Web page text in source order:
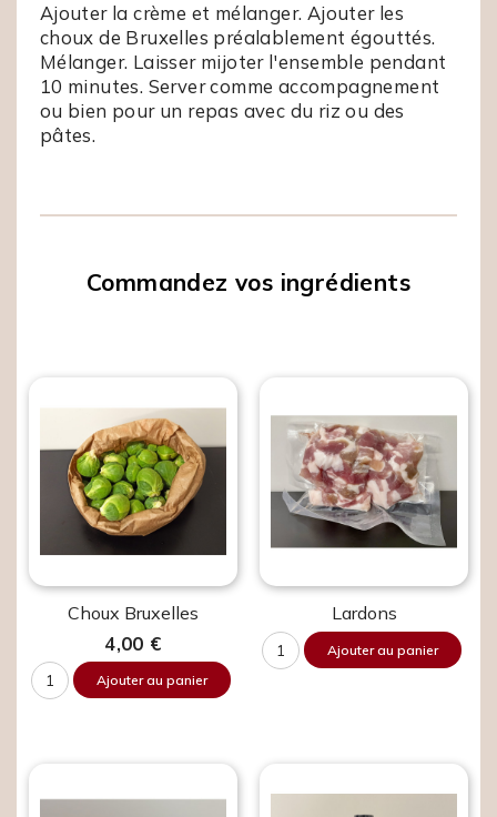
Ajouter la crème et mélanger. Ajouter les
choux de Bruxelles préalablement égouttés.
Mélanger. Laisser mijoter l'ensemble pendant
10 minutes. Server comme accompagnement
ou bien pour un repas avec du riz ou des
pâtes.
Commandez vos ingrédients
Choux Bruxelles
4,00 €
Ajouter au panier
Lardons
Ajouter au panier